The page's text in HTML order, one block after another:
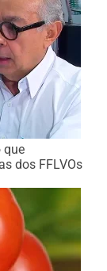
que
dos FFLVOs